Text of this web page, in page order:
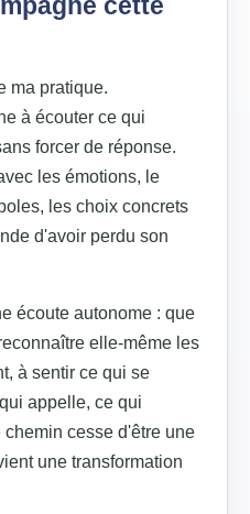
cette
ma pratique.
à écouter ce qui
forcer de réponse.
les émotions, le
les choix concrets
d'avoir perdu son
écoute autonome : que
elle-même les
à sentir ce qui se
appelle, ce qui
cesse d'être une
une transformation